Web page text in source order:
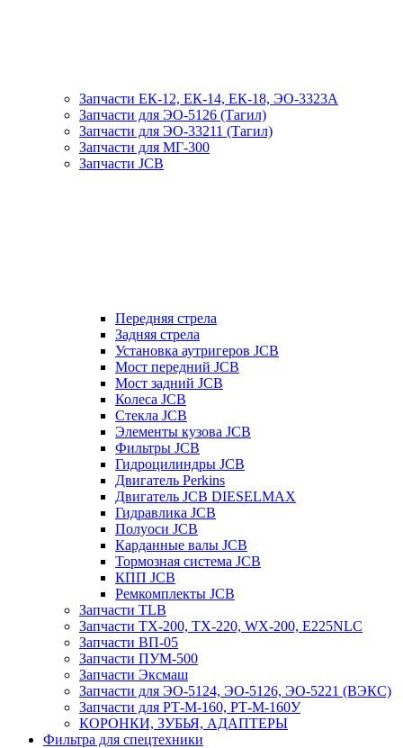
Запчасти ЕК-12, ЕК-14, ЕК-18, ЭО-3323А
Запчасти для ЭО-5126 (Тагил)
Запчасти для ЭО-33211 (Тагил)
Запчасти для МГ-300
Запчасти JCB
Передняя стрела
Задняя стрела
Установка аутригеров JCB
Мост передний JCB
Мост задний JCB
Колеса JCB
Стекла JCB
Элементы кузова JCB
Фильтры JCB
Гидроцилиндры JCB
Двигатель Perkins
Двигатель JCB DIESELMAX
Гидравлика JCB
Полуоси JCB
Карданные валы JCB
Тормозная система JCB
КПП JCB
Ремкомплекты JCB
Запчасти TLB
Запчасти TX-200, TX-220, WX-200, E225NLC
Запчасти ВП-05
Запчасти ПУМ-500
Запчасти Эксмаш
Запчасти для ЭО-5124, ЭО-5126, ЭО-5221 (ВЭКС)
Запчасти для РТ-М-160, РТ-М-160У
КОРОНКИ, ЗУБЬЯ, АДАПТЕРЫ
Фильтра для спецтехники